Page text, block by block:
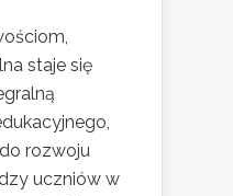
staje się
rozwoju
uczniów w